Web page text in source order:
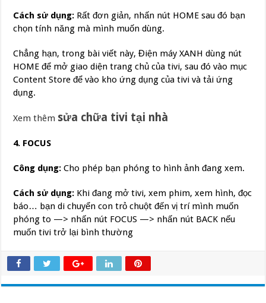
Cách sử dụng: Rất đơn giản, nhấn nút HOME sau đó bạn
chọn tính năng mà mình muốn dùng.
Chẳng hạn, trong bài viết này, Điện máy XANH dùng nút
HOME để mở giao diện trang chủ của tivi, sau đó vào mục
Content Store để vào kho ứng dụng của tivi và tải ứng
dụng.
Xem thêm sửa chữa tivi tại nhà
4. FOCUS
Công dụng: Cho phép bạn phóng to hình ảnh đang xem.
Cách sử dụng: Khi đang mở tivi, xem phim, xem hình, đọc
báo… bạn di chuyển con trỏ chuột đến vị trí mình muốn
phóng to —> nhấn nút FOCUS —> nhấn nút BACK nếu
muốn tivi trở lại bình thường